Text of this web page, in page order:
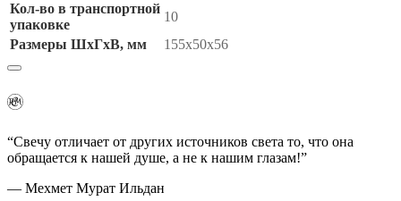
Кол-во в транспортной
упаковке
10
Размеры ШхГхВ, мм
155х50х56
“Свечу отличает от других источников света то, что она
обращается к нашей душе, а не к нашим глазам!”
— Мехмет Мурат Ильдан